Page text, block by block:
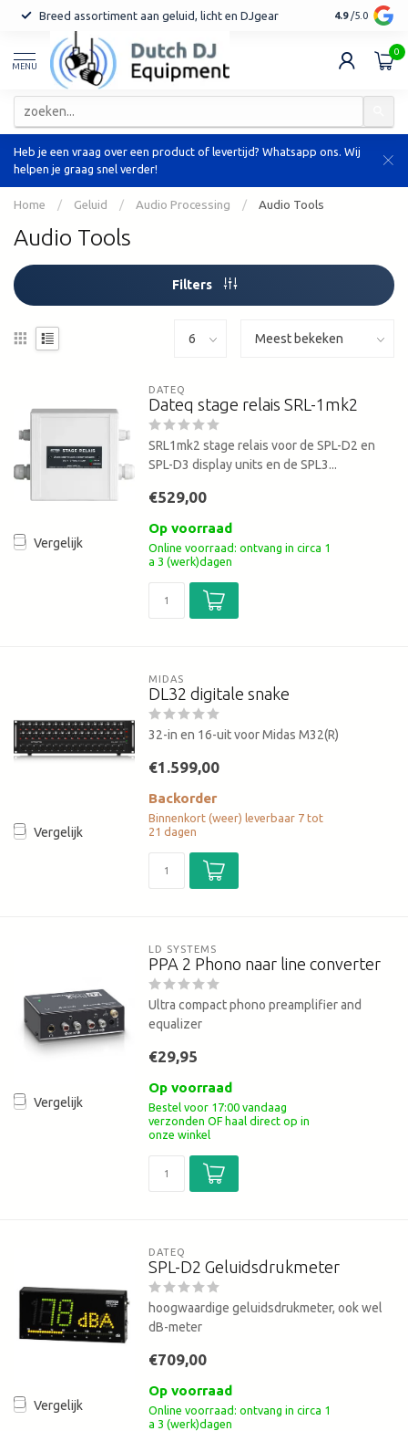
Breed assortiment aan geluid, licht en DJgear Tot 7 jaar
4.9 /5.0
MENU
0
Heb je een vraag over een product of levertijd? Whatsapp ons. Wij
helpen je graag snel verder!
Home / Geluid / Audio Processing / Audio Tools
Audio Tools
Filters
Vergelijk
DATEQ
Dateq stage relais SRL-1mk2
SRL1mk2 stage relais voor de SPL-D2 en
SPL-D3 display units en de SPL3...
€529,00
Op voorraad
Online voorraad: ontvang in circa 1
a 3 (werk)dagen
Vergelijk
MIDAS
DL32 digitale snake
32-in en 16-uit voor Midas M32(R)
€1.599,00
Backorder
Binnenkort (weer) leverbaar 7 tot
21 dagen
Vergelijk
LD SYSTEMS
PPA 2 Phono naar line converter
Ultra compact phono preamplifier and
equalizer
€29,95
Op voorraad
Bestel voor 17:00 vandaag
verzonden OF haal direct op in
onze winkel
Vergelijk
DATEQ
SPL-D2 Geluidsdrukmeter
hoogwaardige geluidsdrukmeter, ook wel
dB-meter
€709,00
Op voorraad
Online voorraad: ontvang in circa 1
a 3 (werk)dagen